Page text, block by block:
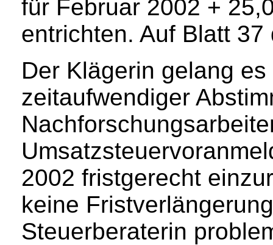
für Februar 2002 +
entrichten. Auf Blatt
Der Klägerin gelang
zeitaufwendiger
2002 fristgerecht
keine
Steuerberaterin